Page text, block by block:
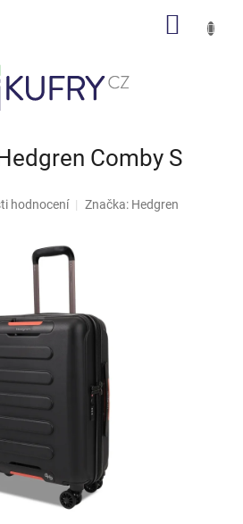
Comby S
hodnocení Značka: Hedgren